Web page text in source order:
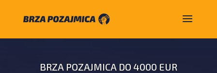
BRZA POZAJMICA DO 4000 EUR